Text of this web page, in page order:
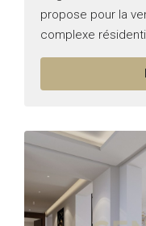
propose pour la
complexe
dans la nouvelle